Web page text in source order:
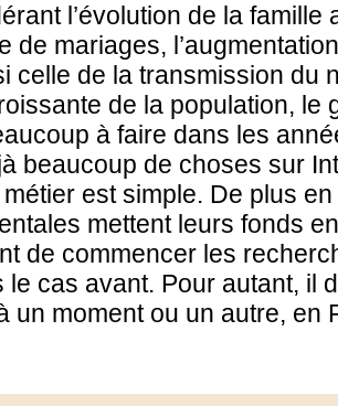
l’évolution de la famille
de mariages,
celle de la transmission du
de la population, le
à faire dans les
beaucoup de choses sur
est simple. De plus
mettent leurs fonds
de commencer les
le cas avant. Pour autant, il
un moment ou un autre, en